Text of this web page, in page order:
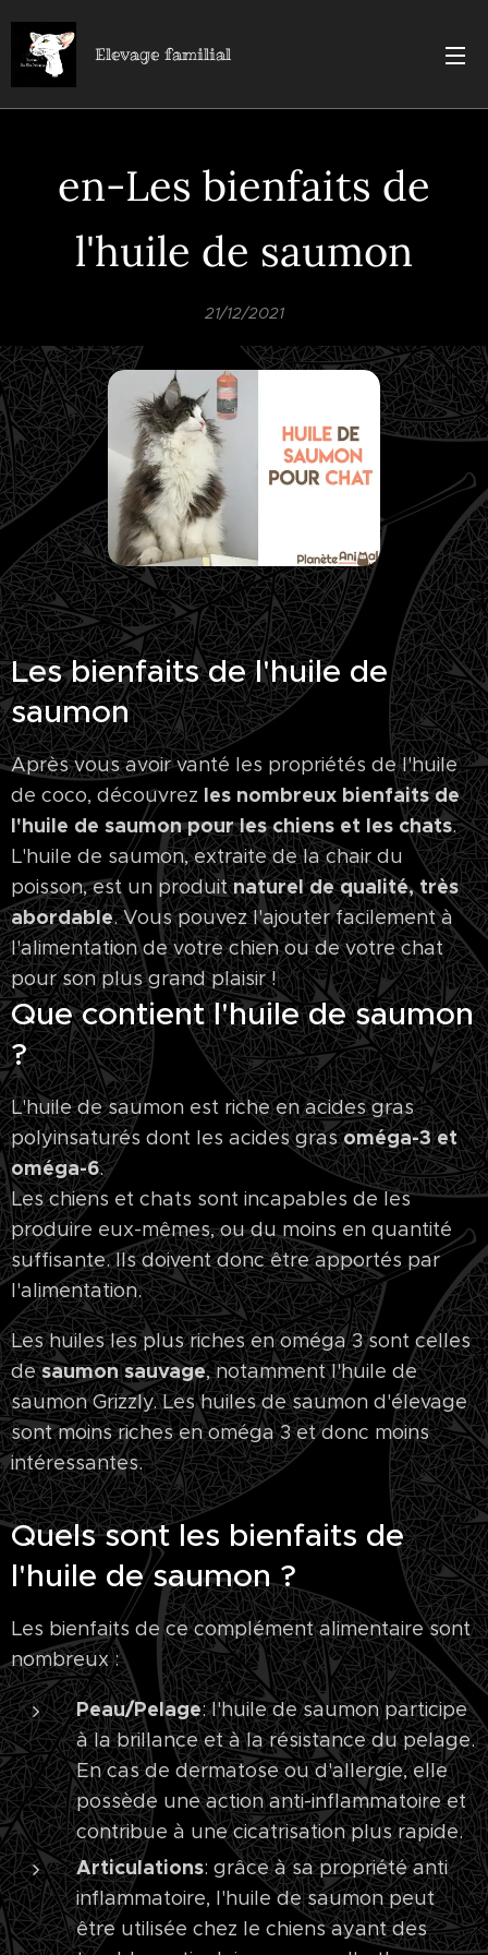
Elevage familial
en-Les bienfaits de
l'huile de saumon
21/12/2021
Les bienfaits de l'huile de
saumon
Après vous avoir vanté les propriétés de l'huile
de coco, découvrez les nombreux bienfaits de
l'huile de saumon pour les chiens et les chats.
L'huile de saumon, extraite de la chair du
poisson, est un produitnaturel de qualité, très
abordable. Vous pouvez l'ajouter facilement à
l'alimentation de votre chien ou de votre chat
pour son plus grand plaisir !
Que contient l'huile de saumon
?
L'huile de saumon est riche en acides gras
polyinsaturés dont les acides grasoméga-3 et
oméga-6.
Les chiens et chats sont incapables de les
produire eux-mêmes, ou du moins en quantité
suffisante. Ils doivent donc être apportés par
l'alimentation.
Les huiles les plus riches en oméga 3 sont celles
desaumon sauvage, notamment l'huile de
saumon Grizzly. Les huiles de saumon d'élevage
sont moins riches en oméga 3 et donc moins
intéressantes.
Quels sont les bienfaits de
l'huile de saumon ?
Les bienfaits de ce complément alimentaire sont
nombreux :
Peau/Pelage: l'huile de saumon participe
à la brillance et à la résistance du pelage.
En cas de dermatose ou d'allergie, elle
possède une action anti-inflammatoire et
contribue à une cicatrisation plus rapide.
Articulations: grâce à sa propriété anti
inflammatoire, l'huile de saumon peut
être utilisée chez le chiens ayant des